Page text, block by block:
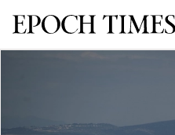
Svenska Epoch Times